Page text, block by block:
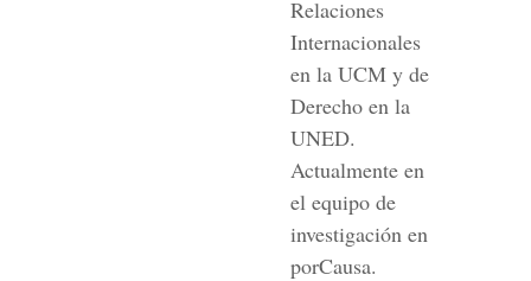
Relaciones
Internacionales
en la UCM y de
Derecho en la
UNED.
Actualmente en
el equipo de
investigación en
porCausa.